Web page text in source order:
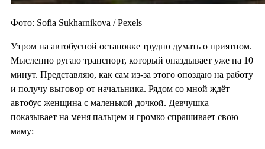
Фото: Sofia Sukharnikova / Pexels
Утром на автобусной остановке трудно думать о приятном.
Мысленно ругаю транспорт, который опаздывает уже на 10
минут. Представляю, как сам из-за этого опоздаю на работу
и получу выговор от начальника. Рядом со мной ждёт
автобус женщина с маленькой дочкой. Девчушка
показывает на меня пальцем и громко спрашивает свою
маму: